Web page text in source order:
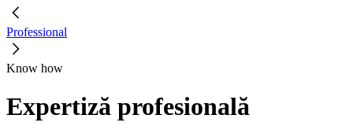
Professional
Know how
Expertiză profesională